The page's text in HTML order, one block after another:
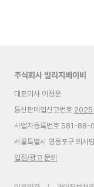
주식회사 빌리지베이비
대표이사 이정윤
통신판매업신고번호
사업자등록번호 581-88-
서울특별시 영등포구 의사
입점/광고 문의